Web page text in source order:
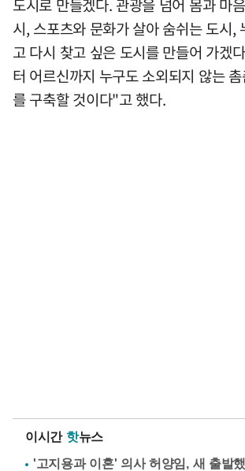
도시로 만들겠다. 관광을 넘어 몸과 마
시, 스포츠와 문화가 살아 숨쉬는 도시,
고 다시 찾고 싶은 도시를 만들어 가겠
터 어르신까지 누구도 소외되지 않는
를 구축할 것이다"고 했다.
이시간 핫뉴스
'고지용과 이혼' 의사 허양임, 새 출발